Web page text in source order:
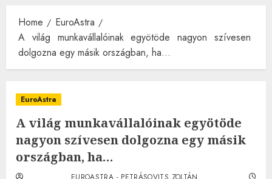
Home
EuroAstra
A világ munkavállalóinak egyötöde nagyon szívesen
dolgozna egy másik országban, ha…
EuroAstra
A világ munkavállalóinak egyötöde
nagyon szívesen dolgozna egy másik
országban, ha…